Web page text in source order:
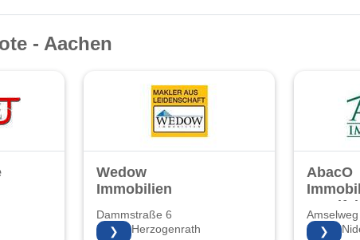
- Aachen
Wedow
Immobilien
Dammstraße 6
52134 Herzogenrath
❯
AbacO
Voreifel
Amselweg
52385
❯